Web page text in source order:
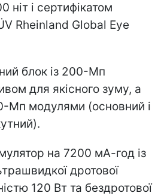
ніт і сертифікатом
Rheinland Global Eye
блок із 200-Мп
для якісного зуму, а
Мп модулями (основний і
на 7200 мА-год із
дротової
120 Вт та бездротової